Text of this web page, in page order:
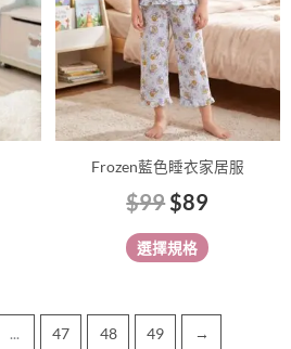
Frozen藍色睡衣家居服
$99$89
選擇規格
款
式。
可
在
產
頁
面
選
擇
項
... 47 48 49 →